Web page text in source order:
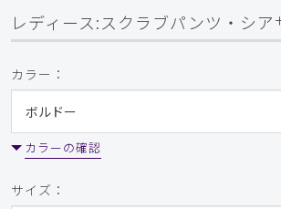
レディース:スクラブパンツ・シア
カラー：
カラーの確認
サイズ：